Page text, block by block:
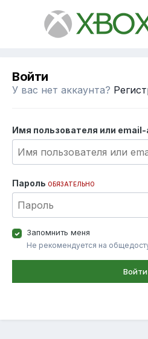
Войти
У вас нет аккаунта?
Имя пользователя или
Пароль ОБЯЗАТЕЛЬНО
Запомнить меня
Не рекомендуется на
Войти